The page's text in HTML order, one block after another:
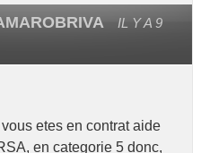
IL Y A 9
vous etes en contrat aide
en categorie 5 donc,